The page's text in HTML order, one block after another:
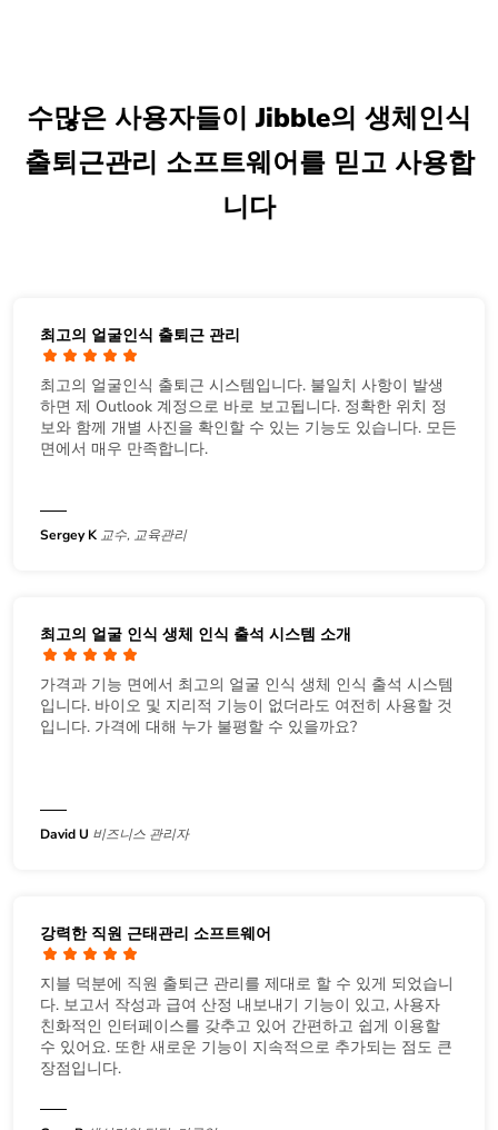
수많은 사용자들이 Jibble의 생체인식
출퇴근관리 소프트웨어를 믿고 사용합
니다
최고의 얼굴인식 출퇴근 관리
최고의 얼굴인식 출퇴근 시스템입니다. 불일치 사항이 발생
하면 제 Outlook 계정으로 바로 보고됩니다. 정확한 위치 정
보와 함께 개별 사진을 확인할 수 있는 기능도 있습니다. 모든
면에서 매우 만족합니다.
Sergey K 교수, 교육관리
최고의 얼굴 인식 생체 인식 출석 시스템 소개
가격과 기능 면에서 최고의 얼굴 인식 생체 인식 출석 시스템
입니다. 바이오 및 지리적 기능이 없더라도 여전히 사용할 것
입니다. 가격에 대해 누가 불평할 수 있을까요?
David U 비즈니스 관리자
강력한 직원 근태관리 소프트웨어
지블 덕분에 직원 출퇴근 관리를 제대로 할 수 있게 되었습니
다. 보고서 작성과 급여 산정 내보내기 기능이 있고, 사용자
친화적인 인터페이스를 갖추고 있어 간편하고 쉽게 이용할
수 있어요. 또한 새로운 기능이 지속적으로 추가되는 점도 큰
장점입니다.